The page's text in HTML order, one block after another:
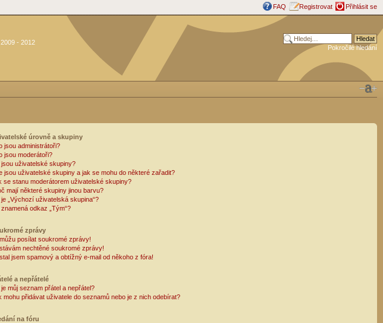
FAQ Registrovat Přihlásit se
- 2012
Pokročilé hledání
úrovně a skupiny
jsou administrátoři?
jsou moderátoři?
jsou uživatelské skupiny?
jsou uživatelské skupiny a jak se mohu do některé zařadit?
se stanu moderátorem uživatelské skupiny?
mají některé skupiny jinou barvu?
je „Výchozí uživatelská skupina“?
odkaz „Tým“?
zprávy
posílat soukromé zprávy!
nechtěné soukromé zprávy!
jsem spamový a obtížný e-mail od někoho z fóra!
a nepřátelé
je můj seznam přátel a nepřátel?
mohu přidávat uživatele do seznamů nebo je z nich odebírat?
na fóru